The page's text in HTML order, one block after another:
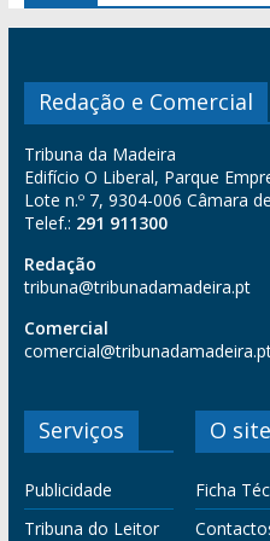
Redação e Comercial
Tribuna da Madeira
Edifício O Liberal, Parque
Lote n.º 7, 9304-006 Câmara
Telef.: 291 911300
Redação
tribuna@tribunadamadeira.pt
Comercial
Serviços
Publicidade
Tribuna do Leitor
O site
Ficha